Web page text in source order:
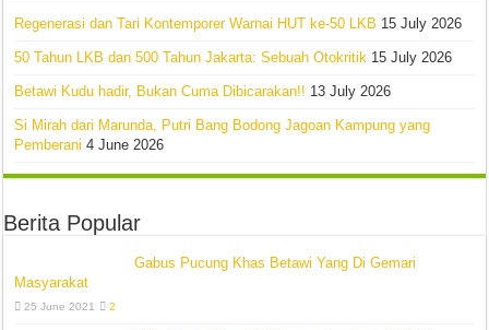
Regenerasi dan Tari Kontemporer Warnai HUT ke-50 LKB 15 July 2026
50 Tahun LKB dan 500 Tahun Jakarta: Sebuah Otokritik 15 July 2026
Betawi Kudu hadir, Bukan Cuma Dibicarakan!! 13 July 2026
Si Mirah dari Marunda, Putri Bang Bodong Jagoan Kampung yang
Pemberani 4 June 2026
Berita Popular
Gabus Pucung Khas Betawi Yang Di Gemari
Masyarakat
25 June 2021 2